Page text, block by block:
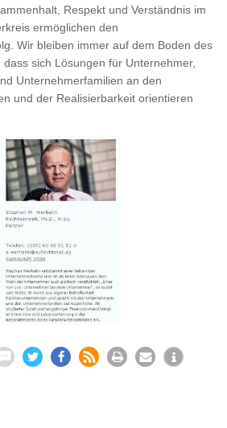
Respekt und Verständnis im
ermöglichen den
Wir bleiben immer auf dem Boden des
sich Lösungen für Unternehmer,
Unternehmerfamilien an den
und der Realisierbarkeit orientieren